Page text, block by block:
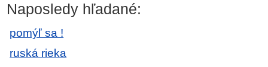
Naposledy hľadané:
pomýľ sa !
ruská rieka